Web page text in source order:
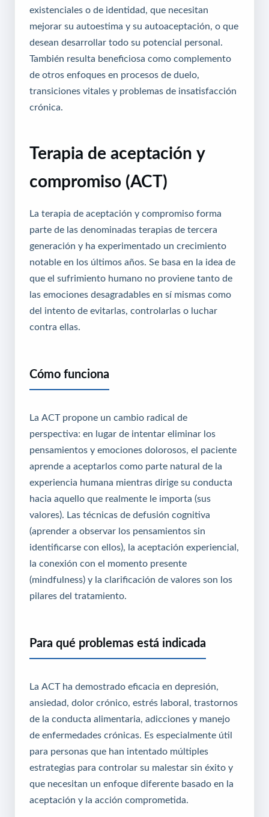
existenciales o de identidad, que necesitan
mejorar su autoestima y su autoaceptación, o que
desean desarrollar todo su potencial personal.
También resulta beneficiosa como complemento
de otros enfoques en procesos de duelo,
transiciones vitales y problemas de insatisfacción
crónica.
Terapia de aceptación y
compromiso (ACT)
La terapia de aceptación y compromiso forma
parte de las denominadas terapias de tercera
generación y ha experimentado un crecimiento
notable en los últimos años. Se basa en la idea de
que el sufrimiento humano no proviene tanto de
las emociones desagradables en sí mismas como
del intento de evitarlas, controlarlas o luchar
contra ellas.
Cómo funciona
La ACT propone un cambio radical de
perspectiva: en lugar de intentar eliminar los
pensamientos y emociones dolorosos, el paciente
aprende a aceptarlos como parte natural de la
experiencia humana mientras dirige su conducta
hacia aquello que realmente le importa (sus
valores). Las técnicas de defusión cognitiva
(aprender a observar los pensamientos sin
identificarse con ellos), la aceptación experiencial,
la conexión con el momento presente
(mindfulness) y la clarificación de valores son los
pilares del tratamiento.
Para qué problemas está indicada
La ACT ha demostrado eficacia en depresión,
ansiedad, dolor crónico, estrés laboral, trastornos
de la conducta alimentaria, adicciones y manejo
de enfermedades crónicas. Es especialmente útil
para personas que han intentado múltiples
estrategias para controlar su malestar sin éxito y
que necesitan un enfoque diferente basado en la
aceptación y la acción comprometida.